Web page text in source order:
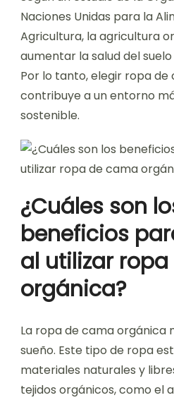
Naciones Unidas para la
Agricultura, la agricultura
aumentar la salud del
Por lo tanto, elegir ropa
contribuye a un entorno
sostenible.
¿Cuáles son
beneficios
al utilizar
orgánica?
La ropa de cama orgánica
sueño. Este tipo de ropa
materiales naturales y
tejidos orgánicos, como el